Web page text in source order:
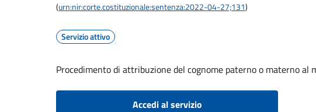
(urn:nir:corte.costituzionale:sentenza:2022-04-27;131)
Servizio attivo
Procedimento di attribuzione del cognome paterno o materno al
Accedi al servizio